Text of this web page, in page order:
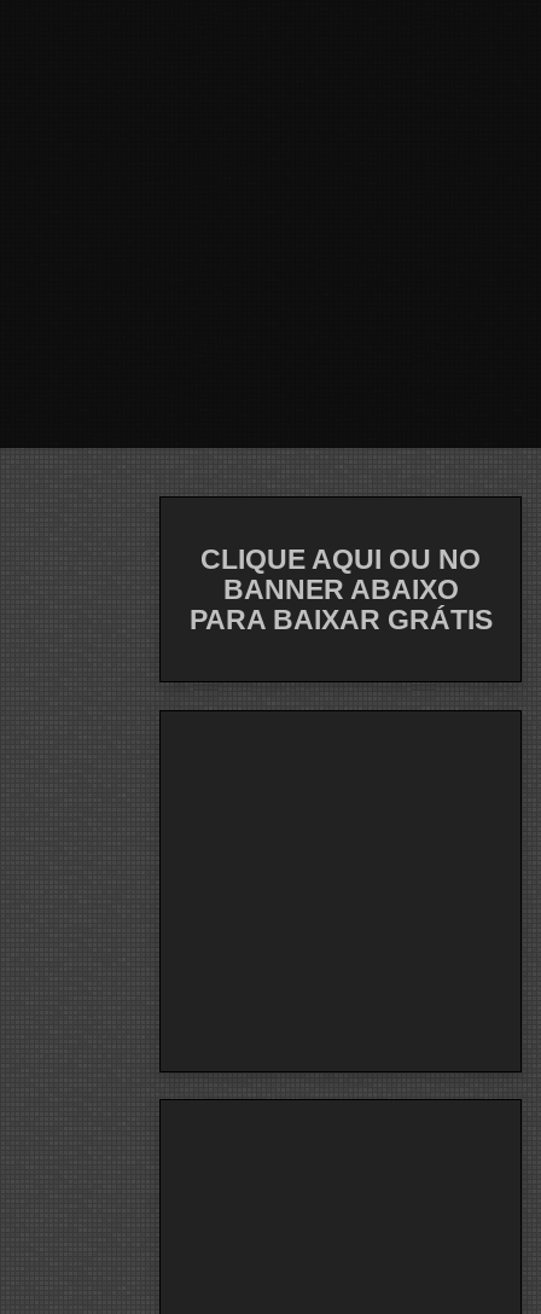
CLIQUE AQUI OU NO
BANNER ABAIXO
PARA BAIXAR GRÁTIS